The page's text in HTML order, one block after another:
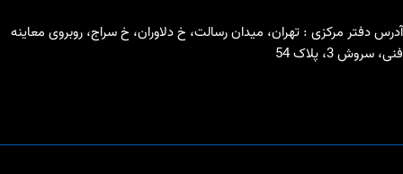
آدرس دفتر مرکزی : تهران، میدان رسالت، خ دلاوران، خ سراج، روبروی معاینه
فنی، سروش 3، پلاک 54